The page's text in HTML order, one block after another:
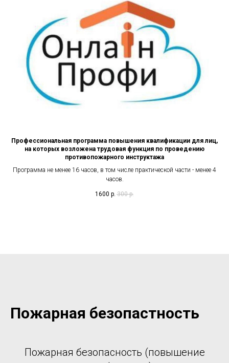
Профессиональная программа повышения квалификации для лиц,
на которых возложена трудовая функция по проведению
противопожарного инструктажа
Программа не менее 16 часов, в том числе практической части - менее 4
часов.
1600 р. 300 р.
Пожарная безопастность
Пожарная безопасность (повышение